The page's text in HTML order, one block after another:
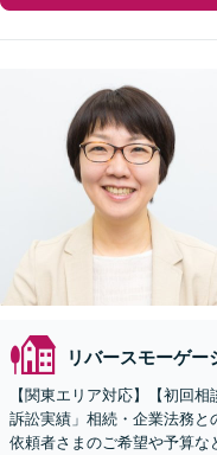
リバースモーゲー
【関東エリア対応】【初回
訴訟実績」相続・企業法務と
依頼者さまのご希望や予算な